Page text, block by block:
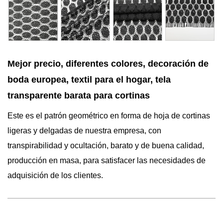
Mejor precio, diferentes colores, decoración de
boda europea, textil para el hogar, tela
transparente barata para cortinas
Este es el patrón geométrico en forma de hoja de cortinas
ligeras y delgadas de nuestra empresa, con
transpirabilidad y ocultación, barato y de buena calidad,
producción en masa, para satisfacer las necesidades de
adquisición de los clientes.